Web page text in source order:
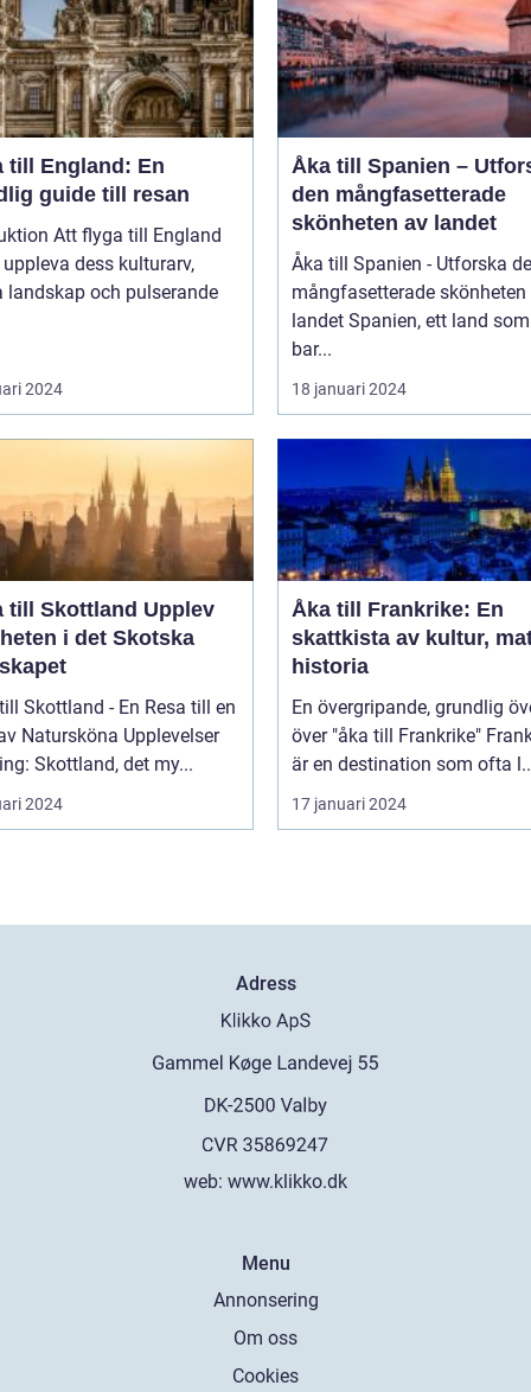
till England: En
guide till resan
Att flyga till England
dess kulturarv,
landskap och pulserande
2024
Åka till Spanien –
den mångfasetterade
skönheten av landet
Åka till Spanien - Utforska
mångfasetterade skönheten
landet Spanien, ett land som inte
bar...
18 januari 2024
Skottland Upplev
i det Skotska
Skottland - En Resa till en
Natursköna Upplevelser
Skottland, det my...
2024
Åka till Frankrike: En
skattkista av kultur,
historia
En övergripande, grundlig
över "åka till Frankrike" Frankrike
är en destination som ofta
17 januari 2024
Adress
web: www.klikko.dk
Menu
Annonsering
Om oss
Cookies